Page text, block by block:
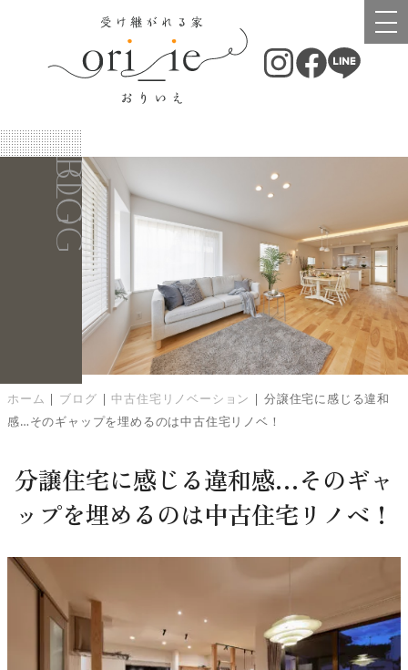
BLOG
BLOG
ホーム | ブログ | 中古住宅リノベーション | 分譲住宅に感じる違和
感…そのギャップを埋めるのは中古住宅リノベ！
分譲住宅に感じる違和感…そのギャ
ップを埋めるのは中古住宅リノベ！